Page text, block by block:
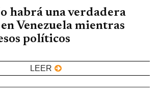
habrá una verdadera
Venezuela mientras
políticos
LEER